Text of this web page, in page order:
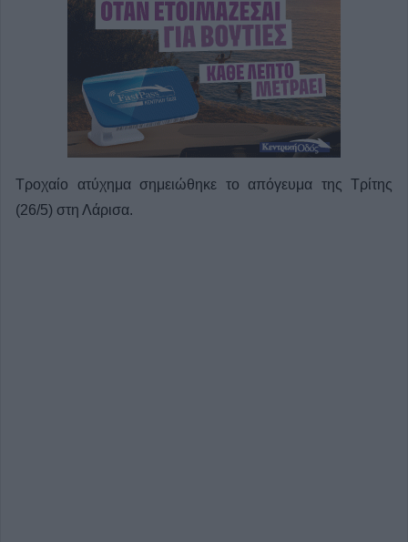
Τροχαίο ατύχημα σημειώθηκε το απόγευμα της Τρίτης
(26/5) στη Λάρισα.